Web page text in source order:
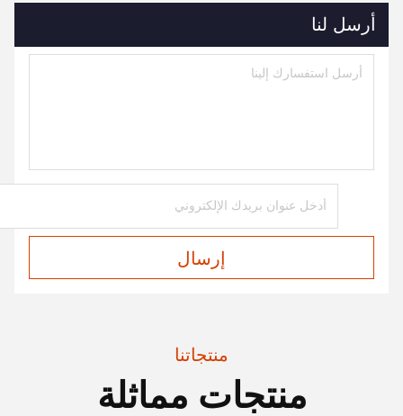
أرسل لنا
إرسال
منتجاتنا
منتجات مماثلة